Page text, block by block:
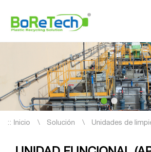
:: Inicio Solución Unidades de